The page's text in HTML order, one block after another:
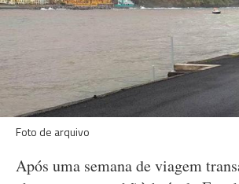
Foto de arquivo
Após uma semana de viagem